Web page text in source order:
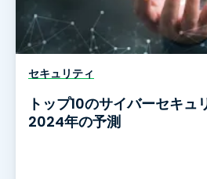
セキュリティ
トップ10のサイバーセキュ
2024年の予測